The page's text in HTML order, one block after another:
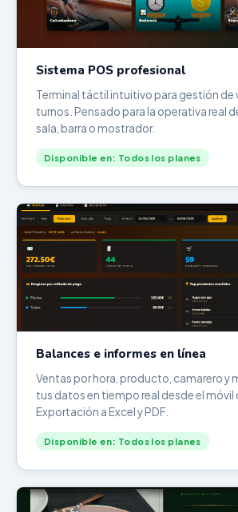
Sistema POS profesional
Terminal táctil intuitivo para gestión de
turnos. Pensado para la operativa real
sala, barra o mostrador.
Disponible en: Todos los planes
Balances e informes en línea
Ventas por hora, producto, camarero y
tus datos en tiempo real desde el móvil
Exportación a Excel y PDF.
Disponible en: Todos los planes